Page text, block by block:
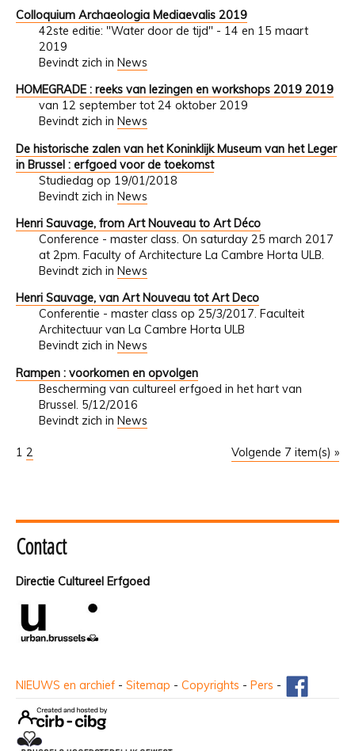
Colloquium Archaeologia Mediaevalis 2019
42ste editie: "Water door de tijd" - 14 en 15 maart
2019
Bevindt zich in News
HOMEGRADE : reeks van lezingen en workshops 2019 2019
van 12 september tot 24 oktober 2019
Bevindt zich in News
De historische zalen van het Koninklijk Museum van het Leger
in Brussel : erfgoed voor de toekomst
Studiedag op 19/01/2018
Bevindt zich in News
Henri Sauvage, from Art Nouveau to Art Déco
Conference - master class. On saturday 25 march 2017
at 2pm. Faculty of Architecture La Cambre Horta ULB.
Bevindt zich in News
Henri Sauvage, van Art Nouveau tot Art Deco
Conferentie - master class op 25/3/2017. Faculteit
Architectuur van La Cambre Horta ULB
Bevindt zich in News
Rampen : voorkomen en opvolgen
Bescherming van cultureel erfgoed in het hart van
Brussel. 5/12/2016
Bevindt zich in News
Volgende 7 item(s) »
1 2
Contact
Directie Cultureel Erfgoed
NIEUWS en archief - Sitemap - Copyrights - Pers -